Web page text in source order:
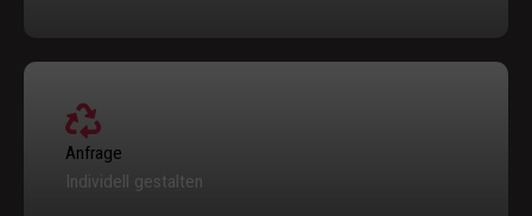
Anfrage
Individell gestalten